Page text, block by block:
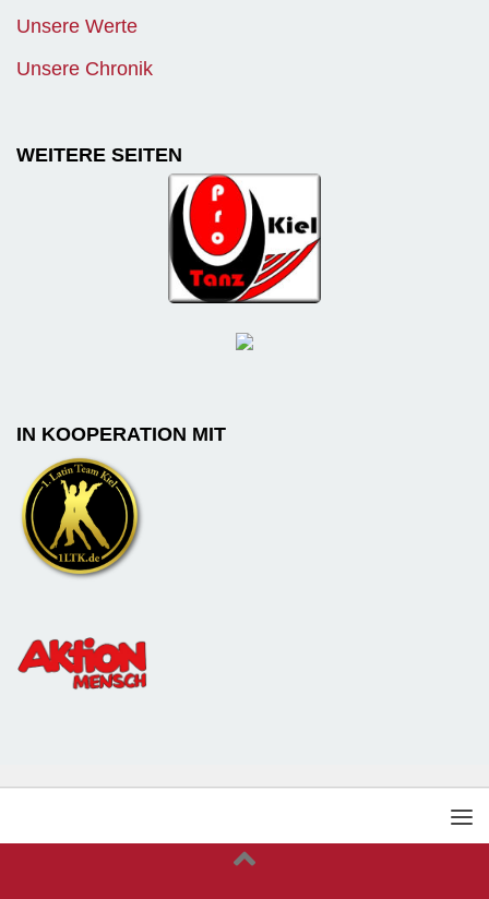
Unsere Werte
Unsere Chronik
WEITERE SEITEN
IN KOOPERATION MIT